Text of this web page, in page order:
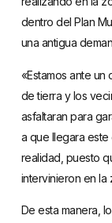
dentro del Plan
una antigua
«Estamos ante un
de tierra y los
asfaltaran para
a que llegara
realidad, puesto
intervinieron en la
De esta manera,